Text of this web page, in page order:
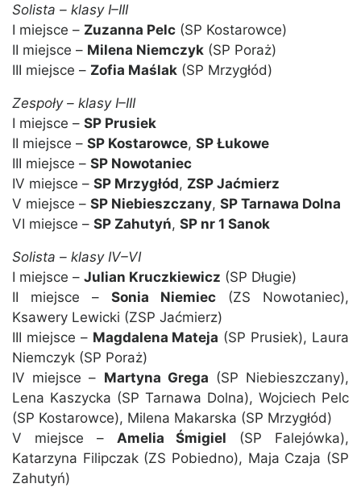
Solista – klasy I–III
I miejsce – Zuzanna Pelc (SP Kostarowce)
II miejsce – Milena Niemczyk (SP Poraż)
III miejsce – Zofia Maślak (SP Mrzygłód)
Zespoły – klasy I–III
I miejsce – SP Prusiek
II miejsce – SP Kostarowce, SP Łukowe
III miejsce – SP Nowotaniec
IV miejsce – SP Mrzygłód, ZSP Jaćmierz
V miejsce – SP Niebieszczany, SP Tarnawa Dolna
VI miejsce – SP Zahutyń, SP nr 1 Sanok
Solista – klasy IV–VI
I miejsce – Julian Kruczkiewicz (SP Długie)
II miejsce – Sonia Niemiec (ZS Nowotaniec),
Ksawery Lewicki (ZSP Jaćmierz)
III miejsce – Magdalena Mateja (SP Prusiek), Laura
Niemczyk (SP Poraż)
IV miejsce – Martyna Grega (SP Niebieszczany),
Lena Kaszycka (SP Tarnawa Dolna), Wojciech Pelc
(SP Kostarowce), Milena Makarska (SP Mrzygłód)
V miejsce – Amelia Śmigiel (SP Falejówka),
Katarzyna Filipczak (ZS Pobiedno), Maja Czaja (SP
Zahutyń)